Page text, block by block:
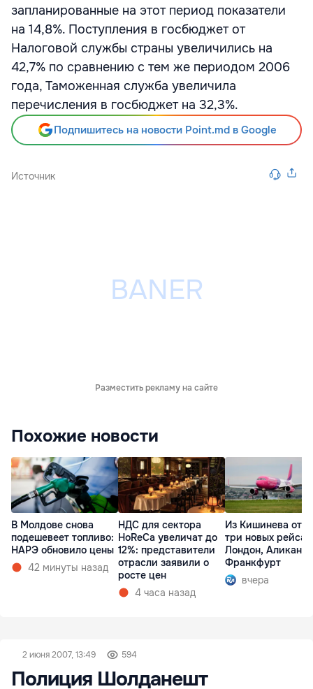
запланированные на этот период показатели
на 14,8%. Поступления в госбюджет от
Налоговой службы страны увеличились на
42,7% по сравнению с тем же периодом 2006
года, Таможенная служба увеличила
перечисления в госбюджет на 32,3%.
Подпишитесь на новости Point.md в Google
Источник
Разместить рекламу на сайте
Похожие новости
В Молдове снова
подешевеет топливо:
НАРЭ обновило цены
42 минуты назад
НДС для сектора
HoReCa увеличат до
12%: представители
отрасли заявили о
росте цен
4 часа назад
Из Кишинева
три новых рейса
Лондон,
Франкфурт
вчера
2 июня 2007, 13:49 594
Полиция Шолданешт